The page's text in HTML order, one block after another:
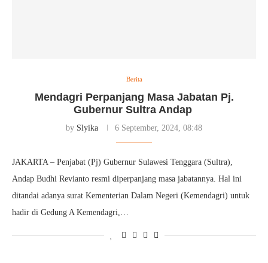
Berita
Mendagri Perpanjang Masa Jabatan Pj.
Gubernur Sultra Andap
by Slyika 6 September, 2024, 08:48
JAKARTA – Penjabat (Pj) Gubernur Sulawesi Tenggara (Sultra),
Andap Budhi Revianto resmi diperpanjang masa jabatannya. Hal ini
ditandai adanya surat Kementerian Dalam Negeri (Kemendagri) untuk
hadir di Gedung A Kemendagri,…